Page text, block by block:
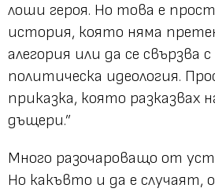
лоши героя. Но това е
история, която няма
алегория или да се свързва
политическа идеология.
приказка, която разказвах
дъщери.”
Много разочароващо от
Но какъвто и да е случаят,